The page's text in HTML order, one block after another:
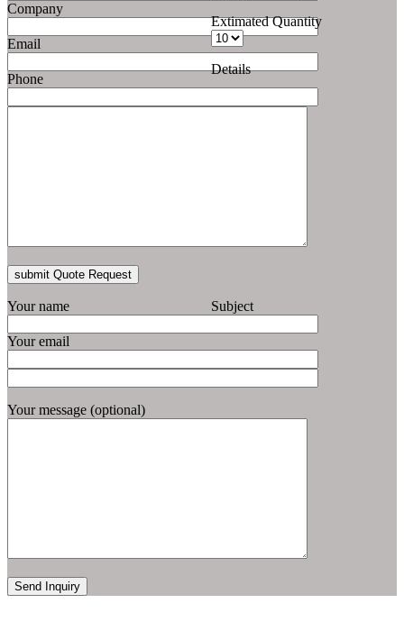
Company
Email
Phone
Extimated Quantity
Details
Your name
Your email
Subject
Your message (optional)